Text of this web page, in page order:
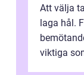
Att välja
laga hål.
viktiga